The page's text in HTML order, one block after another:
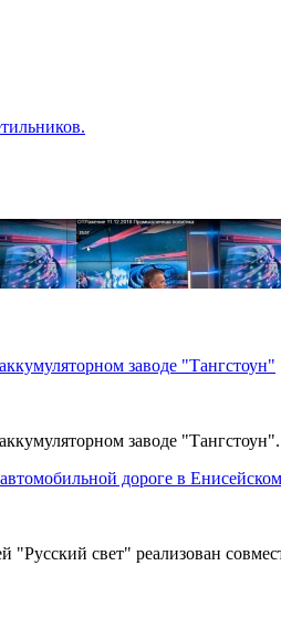
заводе "Тангстоун"
заводе "Тангстоун".
дороге в
свет" реализован